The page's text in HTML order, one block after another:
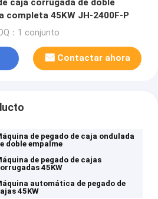
caja corrugada de doble
completa 45KW JH-2400F-P
：1 conjunto
Contactar ahora
de pegado de caja ondulada
doble empalme
de pegado de cajas
45KW
automática de pegado de
45KW